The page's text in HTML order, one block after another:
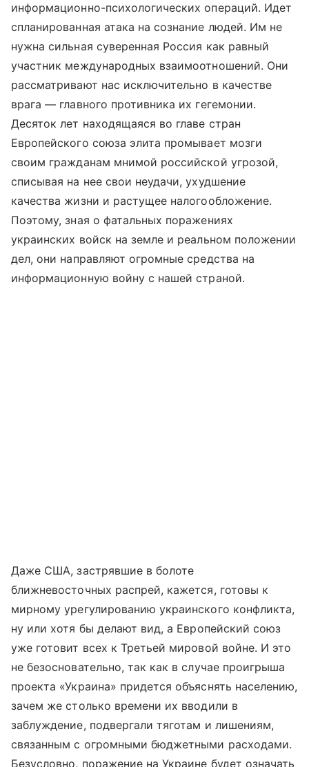
информационно-психологических операций. Идет
спланированная атака на сознание людей. Им не
нужна сильная суверенная Россия как равный
участник международных взаимоотношений. Они
рассматривают нас исключительно в качестве
врага — главного противника их гегемонии.
Десяток лет находящаяся во главе стран
Европейского союза элита промывает мозги
своим гражданам мнимой российской угрозой,
списывая на нее свои неудачи, ухудшение
качества жизни и растущее налогообложение.
Поэтому, зная о фатальных поражениях
украинских войск на земле и реальном положении
дел, они направляют огромные средства на
информационную войну с нашей страной.
Даже США, застрявшие в болоте
ближневосточных распрей, кажется, готовы к
мирному урегулированию украинского конфликта,
ну или хотя бы делают вид, а Европейский союз
уже готовит всех к Третьей мировой войне. И это
не безосновательно, так как в случае проигрыша
проекта «Украина» придется объяснять населению,
зачем же столько времени их вводили в
заблуждение, подвергали тяготам и лишениям,
связанным с огромными бюджетными расходами.
Безусловно, поражение на Украине будет означать